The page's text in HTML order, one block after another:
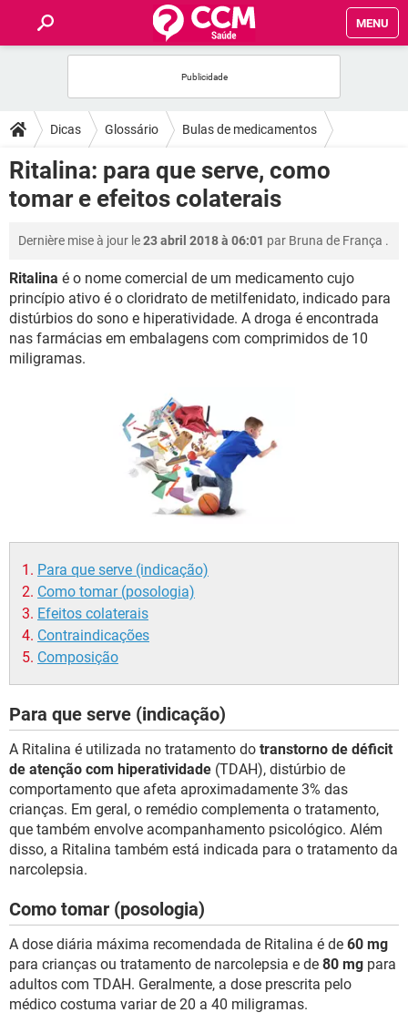
MENU
FORUMS
SAÚDE
FAMÍLIA
BEM-ESTAR
SEXUALIDADE
Dicas Glossário Bulas de medicamentos
Ritalina: para que serve, como
tomar e efeitos colaterais
Dernière mise à jour le23 abril 2018 à 06:01 par Bruna de França .
Ritalina é o nome comercial de um medicamento cujo
princípio ativo é o cloridrato de metilfenidato, indicado para
distúrbios do sono e hiperatividade. A droga é encontrada
nas farmácias em embalagens com comprimidos de 10
miligramas.
Para que serve (indicação)
Como tomar (posologia)
Efeitos colaterais
Contraindicações
Composição
Para que serve (indicação)
A Ritalina é utilizada no tratamento do transtorno de déficit
de atenção com hiperatividade (TDAH), distúrbio de
comportamento que afeta aproximadamente 3% das
crianças. Em geral, o remédio complementa o tratamento,
que também envolve acompanhamento psicológico. Além
disso, a Ritalina também está indicada para o tratamento da
narcolepsia.
Como tomar (posologia)
A dose diária máxima recomendada de Ritalina é de 60 mg
para crianças ou tratamento de narcolepsia e de 80 mg para
adultos com TDAH. Geralmente, a dose prescrita pelo
médico costuma variar de 20 a 40 miligramas.